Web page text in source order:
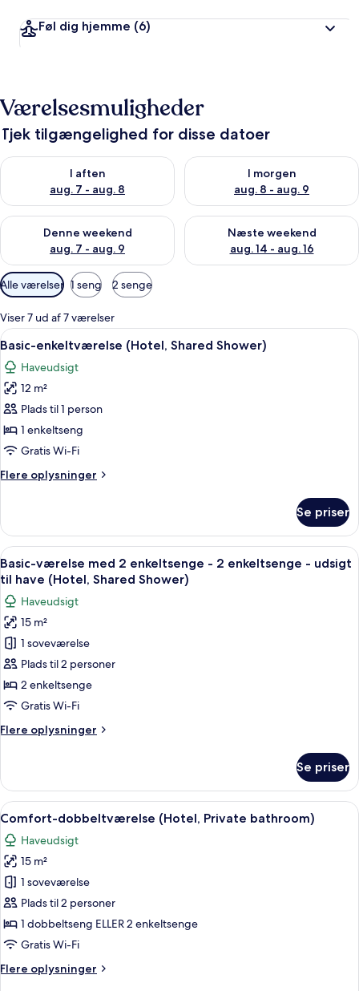
Føl dig hjemme (6)
Værelsesmuligheder
Tjek tilgængelighed for disse datoer
I aften
aug. 7 - aug. 8
Tjek tilgængelighed for i aften aug. 7 - aug. 8
I morgen
aug. 8 - aug. 9
Tjek tilgængelighed for i
Denne weekend
aug. 7 - aug. 9
Tjek tilgængelighed for denne weekend aug. 7 - aug. 9
Næste weekend
aug. 14 - aug. 16
Tjek tilgængelighed for næste
Tilgængelige
filtre
for
værelser
Alle værelser 1 seng 2 senge
Viser 7 ud af 7 værelser
Indlæs
alle
billeder
af
Basic-
enkeltværelse
(Hotel,
Shower)
En pænt redt seng med pude i hvid
9
Basic-enkeltværelse (Hotel, Shared Shower)
Haveudsigt
12 m²
Plads til 1 person
1 enkeltseng
Gratis Wi-Fi
Flere oplysninger
Flere
enkeltværelse
(Hotel,
Shared
Shower)
Se priser
Indlæs
alle
billeder
af
Basic-
værelse
med
2
enkeltsenge
2
udsigt
til
have
(Hotel,
Shared
Shower)
Et soveværelse med seng, stol,
10
Basic-værelse med 2 enkeltsenge - 2 enkeltsenge - udsigt
til have (Hotel, Shared Shower)
Haveudsigt
15 m²
1 soveværelse
Plads til 2 personer
2 enkeltsenge
Gratis Wi-Fi
Flere oplysninger
Flere
værelse
med
2
enkeltsenge
2
enkeltsenge
udsigt
til
have
(Hotel,
Shower)
Se priser
Indlæs
alle
billeder
af
Comfort-
dobbeltværelse
(Hotel,
Private
Comfort-dobbeltværelse (Hotel,
20
Comfort-dobbeltværelse (Hotel, Private bathroom)
Haveudsigt
15 m²
1 soveværelse
Plads til 2 personer
1 dobbeltseng ELLER 2 enkeltsenge
Gratis Wi-Fi
Flere oplysninger
Flere